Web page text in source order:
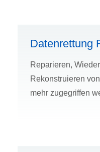
Datenrettung
Reparieren,
Rekonstruieren
mehr zugegriffen